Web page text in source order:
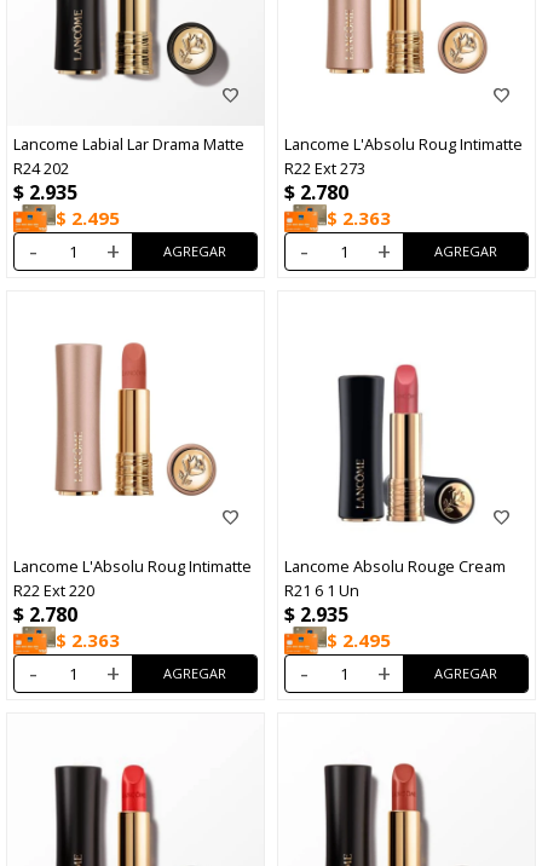
Lancome Labial Lar Drama Matte
R24 202
$ 2.935
$ 2.495
- +
Lancome L'Absolu Roug Intimatte
R22 Ext 273
$ 2.780
$ 2.363
- +
Lancome L'Absolu Roug Intimatte
R22 Ext 220
$ 2.780
$ 2.363
- +
Lancome Absolu Rouge Cream
R21 6 1 Un
$ 2.935
$ 2.495
- +